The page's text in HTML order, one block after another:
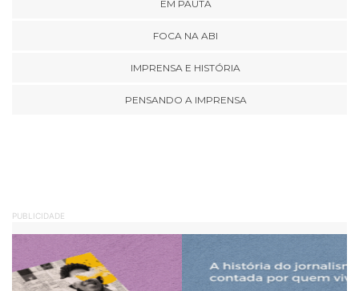
EM PAUTA
FOCA NA ABI
IMPRENSA E HISTÓRIA
PENSANDO A IMPRENSA
PUBLICIDADE